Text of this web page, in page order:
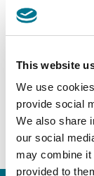
This website
We use
provide social
We also share
our social
may combine it
provided to
ALC
5 Abd El-
Giza